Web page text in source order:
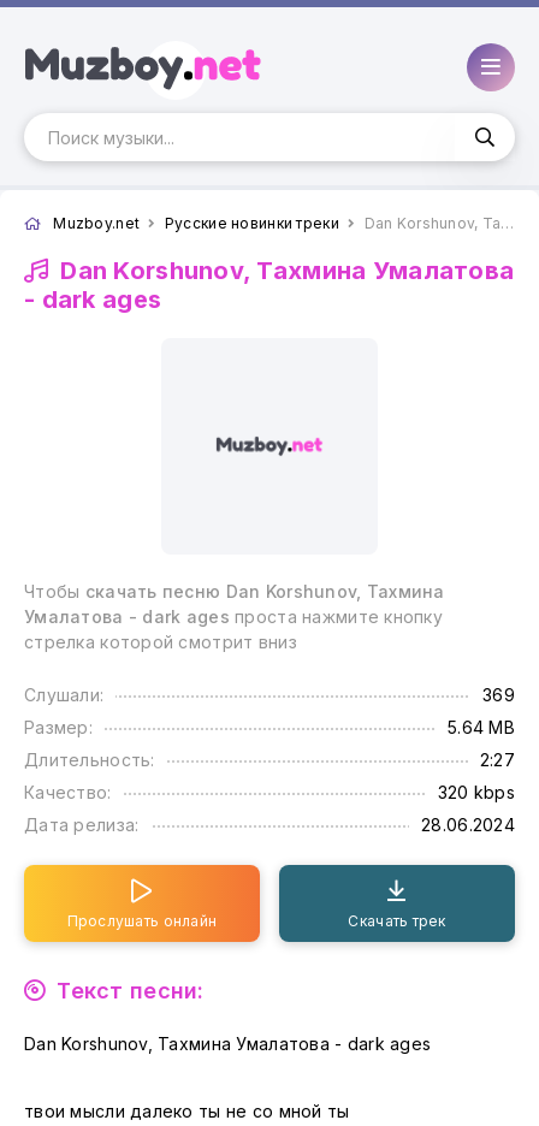
Muzboy.net Русские новинки треки Dan Korshunov, Тахмина Умалатова - dark ages
Dan Korshunov, Тахмина Умалатова
- dark ages
Чтобы скачать песню Dan Korshunov, Тахмина
Умалатова - dark ages проста нажмите кнопку
стрелка которой смотрит вниз
Слушали:
369
Размер:
5.64 MB
Длительность:
2:27
Качество:
320 kbps
Дата релиза:
28.06.2024
Прослушать онлайн Скачать трек
Текст песни:
Dan Korshunov, Тахмина Умалатова - dark ages
твои мысли далеко ты не со мной ты